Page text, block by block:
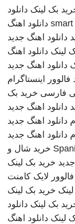
بک لینک دانلود
smart دانلود اهنگ
دانلود اهنگ جدید
لینک دانلود اهنگ
دانلود اهنگ جدید
فالوور اینستاگرام
فارسی خرید بک
دانلود اهنگ جدید
دانلود اهنگ جدید
دانلود اهنگ جدید
خرید شال و
خرید بک لینک
لایک کامنت
خرید بک لینک
بک لینک دانلود
لینک دانلود اهنگ